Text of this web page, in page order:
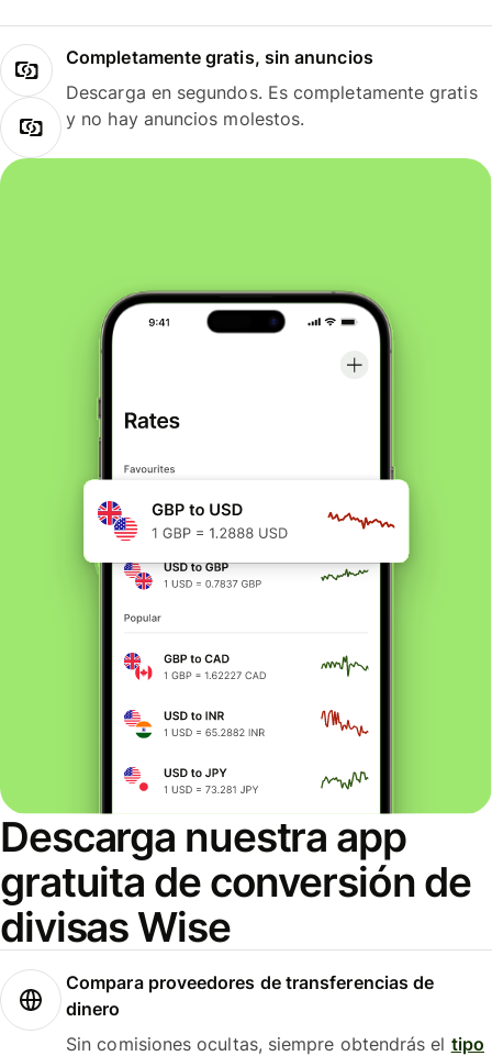
Completamente gratis, sin anuncios
Descarga en segundos. Es completamente gratis
y no hay anuncios molestos.
Descarga nuestra app
gratuita de conversión de
divisas Wise
Compara proveedores de transferencias de
dinero
Sin comisiones ocultas, siempre obtendrás el tipo